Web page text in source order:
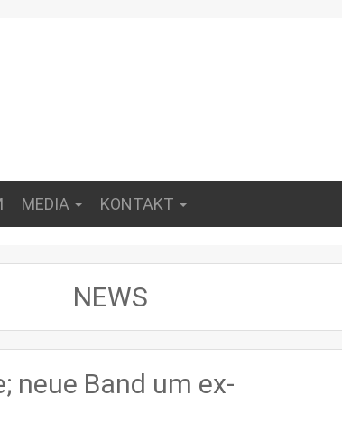
MEDIA KONTAKT
NEWS
neue Band um ex-